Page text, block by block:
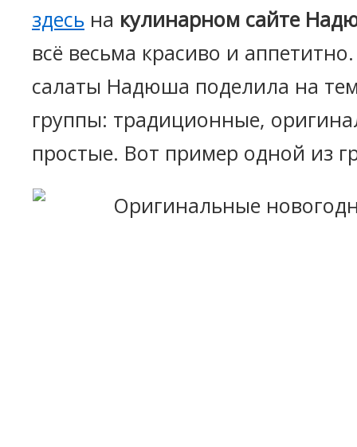
здесь на кулинарном сайте
всё весьма красиво и
салаты Надюша поделила на
группы: традиционные,
простые. Вот пример одной из